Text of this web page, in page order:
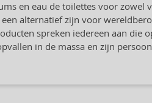
en eau de toilettes voor zowel
alternatief zijn voor
spreken iedereen aan die
in de massa en zijn